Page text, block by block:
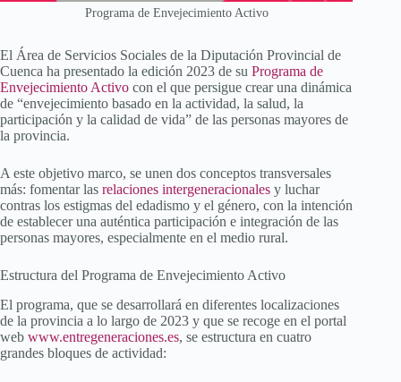
Programa de Envejecimiento Activo
El Área de Servicios Sociales de la Diputación Provincial de
Cuenca ha presentado la edición 2023 de su Programa de
Envejecimiento Activo con el que persigue crear una dinámica
de “envejecimiento basado en la actividad, la salud, la
participación y la calidad de vida” de las personas mayores de
la provincia.
A este objetivo marco, se unen dos conceptos transversales
más: fomentar las relaciones intergeneracionales y luchar
contras los estigmas del edadismo y el género, con la intención
de establecer una auténtica participación e integración de las
personas mayores, especialmente en el medio rural.
Estructura del Programa de Envejecimiento Activo
El programa, que se desarrollará en diferentes localizaciones
de la provincia a lo largo de 2023 y que se recoge en el portal
web www.entregeneraciones.es, se estructura en cuatro
grandes bloques de actividad: